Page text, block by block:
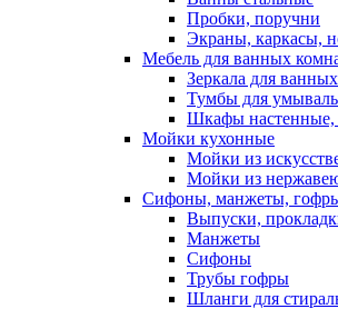
Пробки, поручни
Экраны, каркасы,
Мебель для ванных
Зеркала для
Тумбы для
Шкафы настенные,
Мойки кухонные
Мойки из
Мойки из
Сифоны, манжеты,
Выпуски,
Манжеты
Сифоны
Трубы гофры
Шланги для